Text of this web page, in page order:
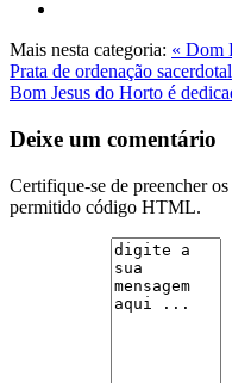
Mais nesta categoria: « Dom
Prata de ordenação sacerdotal
Bom Jesus do Horto é
Deixe um comentário
Certifique-se de preencher
permitido código HTML.